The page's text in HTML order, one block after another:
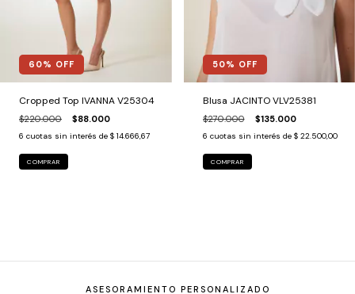
60% OFF
Cropped Top IVANNA V25304
$220.000 $88.000
6 cuotas sin interés de $ 14.666,67
COMPRAR
50% OFF
Blusa JACINTO VLV25381
$270.000 $135.000
6 cuotas sin interés de $ 22.500,00
COMPRAR
ASESORAMIENTO PERSONALIZADO